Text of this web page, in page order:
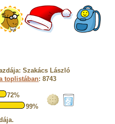
Szakács László
toplistában: 8743
72%
99%